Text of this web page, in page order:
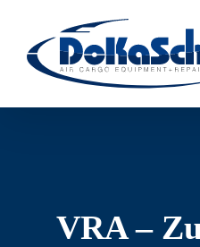
Inhalt
springen
VRA –